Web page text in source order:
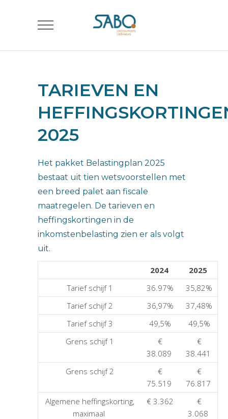
TARIEVEN EN
2025
Het pakket Belastingplan 2025
bestaat uit tien wetsvoorstellen met
een breed palet aan fiscale
maatregelen. De tarieven en
heffingskortingen in de
inkomstenbelasting zien er als volgt
uit.
2024
2025
Tarief schijf 1
36.97%
35,82%
Tarief schijf 2
36,97%
37,48%
Tarief schijf 3
49,5%
49,5%
Grens schijf 1
€
38.089
€
38.441
Grens schijf 2
€
75.519
€
76.817
Algemene heffingskorting,
maximaal
€ 3.362
€
3.068